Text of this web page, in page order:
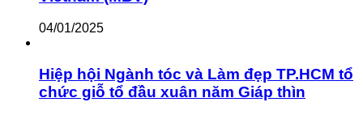
04/01/2025
Hiệp hội Ngành tóc và Làm đẹp TP.HCM tổ
chức giỗ tổ đầu xuân năm Giáp thìn